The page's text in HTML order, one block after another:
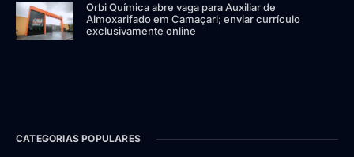
Orbi Química abre vaga para Auxiliar de
Almoxarifado em Camaçari; enviar currículo
exclusivamente online
CATEGORIAS POPULARES